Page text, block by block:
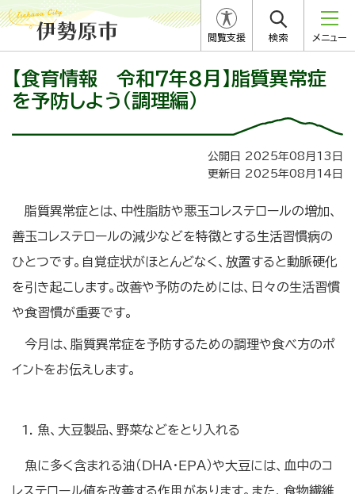
閲覧支援 検索 メニュー
【食育情報 令和7年8月】脂質異常症
を予防しよう（調理編）
公開日 2025年08月13日
更新日 2025年08月14日
脂質異常症とは、中性脂肪や悪玉コレステロールの増加、
善玉コレステロールの減少などを特徴とする生活習慣病の
ひとつです。自覚症状がほとんどなく、放置すると動脈硬化
を引き起こします。改善や予防のためには、日々の生活習慣
や食習慣が重要です。
今月は、脂質異常症を予防するための調理や食べ方のポ
イントをお伝えします。
魚、大豆製品、野菜などをとり入れる
魚に多く含まれる油（ＤＨＡ・ＥＰＡ）や大豆には、血中のコ
レステロール値を改善する作用があります。また、食物繊維